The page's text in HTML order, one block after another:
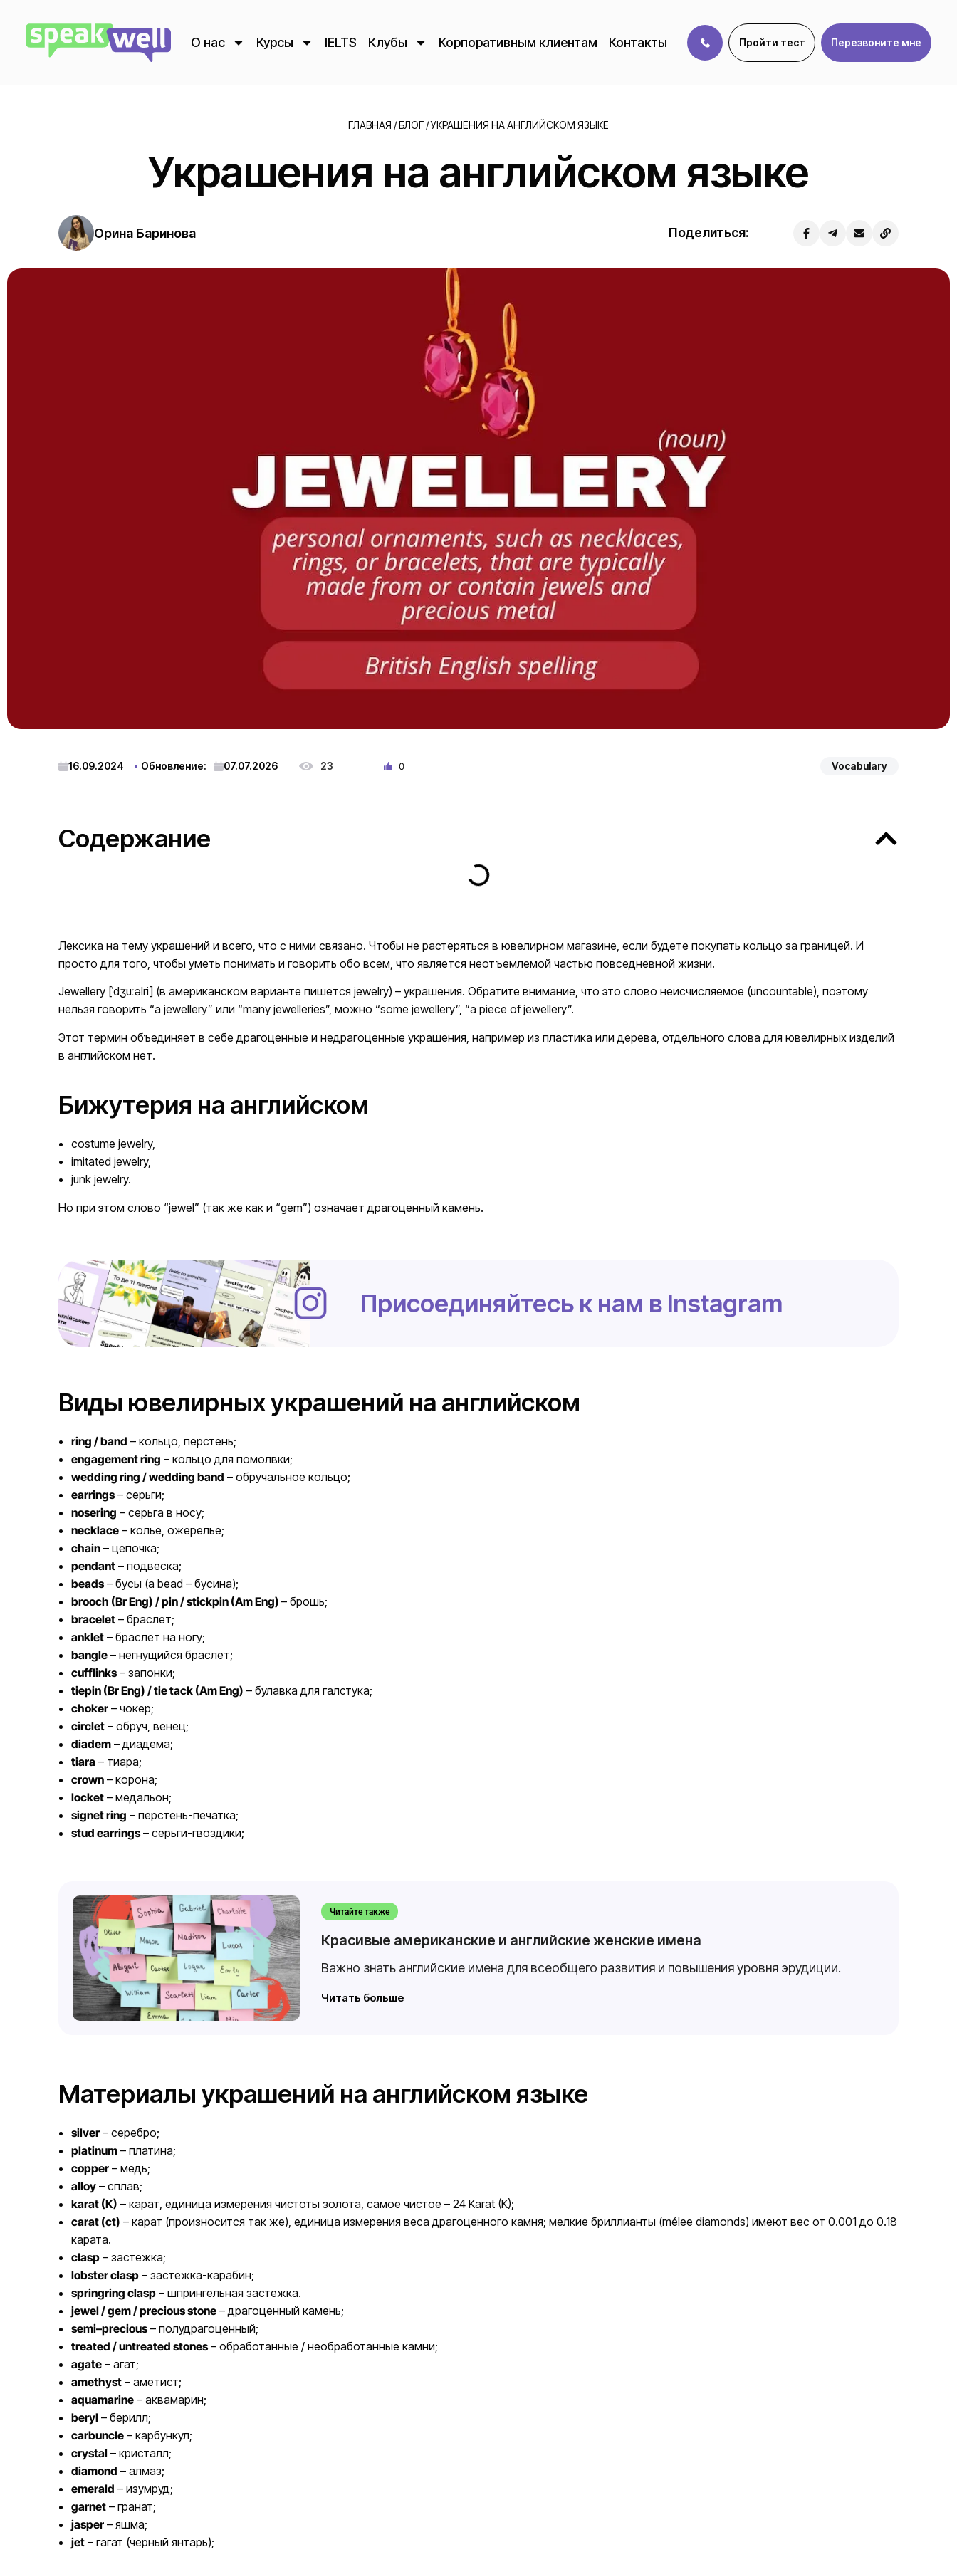
О нас Курсы IELTS Клубы Корпоративным клиентам Контакты Пройти тест Перезвоните мне
ГЛАВНАЯ /БЛОГ/УКРАШЕНИЯ НА АНГЛИЙСКОМ ЯЗЫКЕ
Украшения на английском языке
Орина Баринова Поделиться:
16.09.2024 Обновление: 07.07.2026 23 0 Vocabulary
Содержание
Лексика на тему украшений и всего, что с ними связано. Чтобы не растеряться в ювелирном магазине, если будете покупать кольцо за границей. И
просто для того, чтобы уметь понимать и говорить обо всем, что является неотъемлемой частью повседневной жизни.
Jewellery [ˈdʒuːəlri] (в американском варианте пишется jewelry) – украшения. Обратите внимание, что это слово неисчисляемое (uncountable), поэтому
нельзя говорить “a jewellery” или “many jewelleries”, можно “some jewellery”, “a piece of jewellery”.
Этот термин объединяет в себе драгоценные и недрагоценные украшения, например из пластика или дерева, отдельного слова для ювелирных изделий
в английском нет.
Бижутерия на английском
costume jewelry,
imitated jewelry,
junk jewelry.
Но при этом слово “jewel” (так же как и “gem”) означает драгоценный камень.
Присоединяйтесь к нам в Instagram
Виды ювелирных украшений на английском
ring / band – кольцо, перстень;
engagement ring – кольцо для помолвки;
wedding ring / wedding band – обручальное кольцо;
earrings– серьги;
nosering – серьга в носу;
necklace – колье, ожерелье;
chain – цепочка;
pendant – подвеска;
beads– бусы (a bead – бусина);
brooch (Br Eng) / pin / stickpin (Am Eng) – брошь;
bracelet – браслет;
anklet – браслет на ногу;
bangle – негнущийся браслет;
cufflinks– запонки;
tiepin (Br Eng) / tie tack (Am Eng) – булавка для галстука;
choker – чокер;
circlet – обруч, венец;
diadem – диадема;
tiara – тиара;
crown – корона;
locket – медальон;
signet ring – перстень-печатка;
stud earrings– серьги-гвоздики;
Красивые американские и английские женские имена
Читайте также
Важно знать английские имена для всеобщего развития и повышения уровня эрудиции.
Читать больше
Материалы украшений на английском языке
silver – серебро;
platinum – платина;
copper – медь;
alloy – сплав;
karat (K) – карат, единица измерения чистоты золота, самое чистое – 24 Karat (K);
carat (ct) – карат (произносится так же), единица измерения веса драгоценного камня; мелкие бриллианты (mélee diamonds) имеют вес от 0.001 до 0.18
карата.
clasp – застежка;
lobster clasp – застежка-карабин;
springring clasp – шпрингельная застежка.
jewel / gem / precious stone – драгоценный камень;
semi–precious– полудрагоценный;
treated / untreated stones– обработанные / необработанные камни;
agate – агат;
amethyst – аметист;
aquamarine – аквамарин;
beryl – берилл;
carbuncle – карбункул;
crystal – кристалл;
diamond – алмаз;
emerald – изумруд;
garnet – гранат;
jasper – яшма;
jet – гагат (черный янтарь);